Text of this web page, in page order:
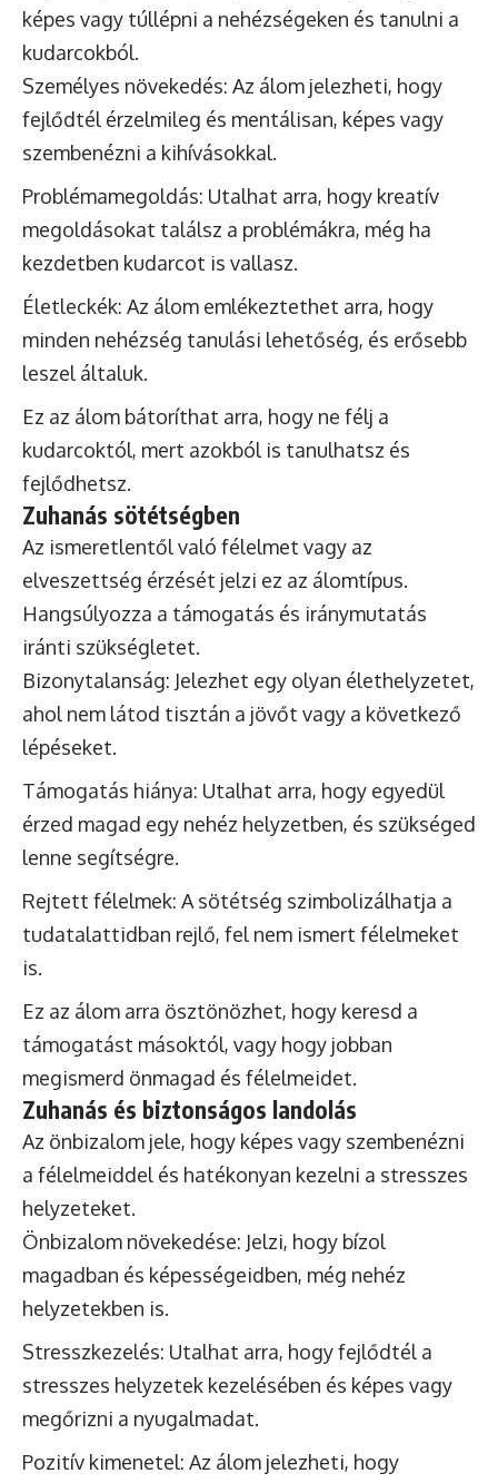
képes vagy túllépni a nehézségeken és tanulni a
kudarcokból.
Személyes növekedés: Az álom jelezheti, hogy
fejlődtél érzelmileg és mentálisan, képes vagy
szembenézni a kihívásokkal.
Problémamegoldás: Utalhat arra, hogy kreatív
megoldásokat találsz a problémákra, még ha
kezdetben kudarcot is vallasz.
Életleckék: Az álom emlékeztethet arra, hogy
minden nehézség tanulási lehetőség, és erősebb
leszel általuk.
Ez az álom bátoríthat arra, hogy ne félj a
kudarcoktól, mert azokból is tanulhatsz és
fejlődhetsz.
Zuhanás sötétségben
Az ismeretlentől való félelmet vagy az
elveszettség érzését jelzi ez az álomtípus.
Hangsúlyozza a támogatás és iránymutatás
iránti szükségletet.
Bizonytalanság: Jelezhet egy olyan élethelyzetet,
ahol nem látod tisztán a jövőt vagy a következő
lépéseket.
Támogatás hiánya: Utalhat arra, hogy egyedül
érzed magad egy nehéz helyzetben, és szükséged
lenne segítségre.
Rejtett félelmek: A sötétség szimbolizálhatja a
tudatalattidban rejlő, fel nem ismert félelmeket
is.
Ez az álom arra ösztönözhet, hogy keresd a
támogatást másoktól, vagy hogy jobban
megismerd önmagad és félelmeidet.
Zuhanás és biztonságos landolás
Az önbizalom jele, hogy képes vagy szembenézni
a félelmeiddel és hatékonyan kezelni a stresszes
helyzeteket.
Önbizalom növekedése: Jelzi, hogy bízol
magadban és képességeidben, még nehéz
helyzetekben is.
Stresszkezelés: Utalhat arra, hogy fejlődtél a
stresszes helyzetek kezelésében és képes vagy
megőrizni a nyugalmadat.
Pozitív kimenetel: Az álom jelezheti, hogy